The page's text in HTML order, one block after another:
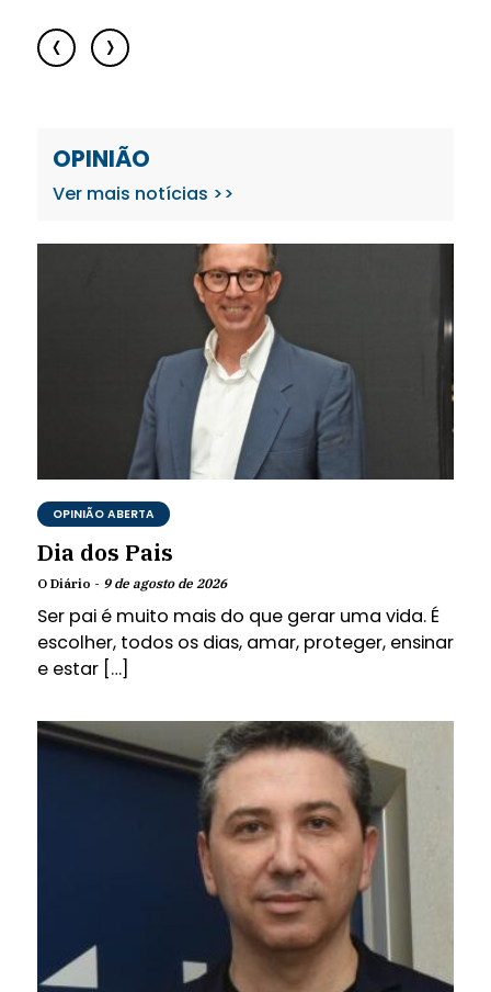
‹ ›
OPINIÃO
Ver mais notícias >>
OPINIÃO ABERTA
Dia dos Pais
O Diário - 9 de agosto de 2026
Ser pai é muito mais do que gerar uma vida. É
escolher, todos os dias, amar, proteger, ensinar
e estar […]